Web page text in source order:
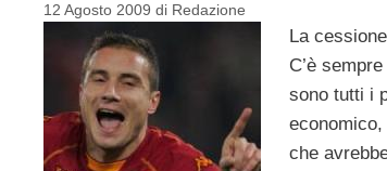
12 Agosto 2009 di Redazione
La
C’è
sono tutti i
che